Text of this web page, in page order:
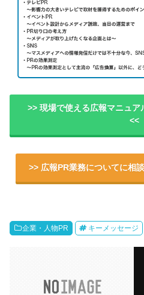
>> 現場で使える広報マニュア
<<
>> 広報PR業務についてに相
企業・人物PR キーメッセージ